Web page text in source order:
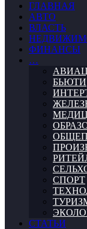
ГЛАВНАЯ
АВТО
ВЛАСТЬ
ФИНАНСЫ
…
БЬЮТИ
СПОРТ
СТАТЬИ